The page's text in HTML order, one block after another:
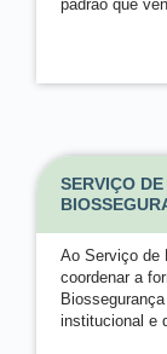
padrão que
SERVIÇO DE
Ao Serviço
coordenar a
institucional e